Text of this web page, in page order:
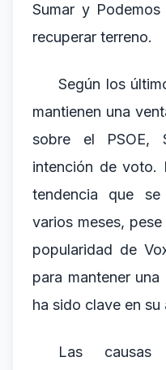
Sumar y
recuperar terreno.
Según los
mantienen una
sobre el PSOE,
intención de voto.
tendencia que
varios meses,
popularidad de
para mantener
ha sido clave en su
Las